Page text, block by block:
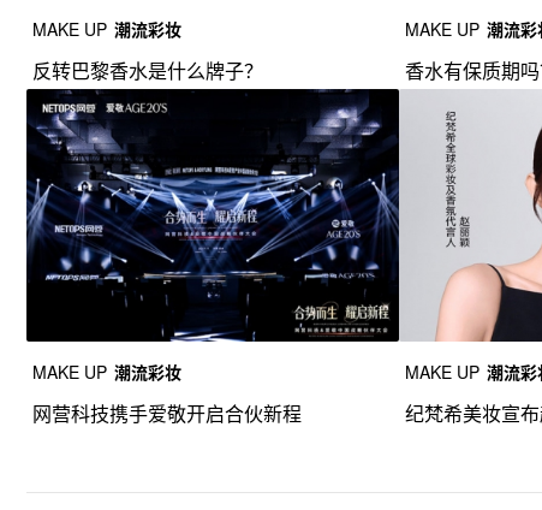
MAKE UP 潮流彩妆
反转巴黎香水是什么牌子？
MAKE UP 潮流彩
香水有保质期吗
MAKE UP 潮流彩妆
网营科技携手爱敬开启合伙新程
MAKE UP 潮流彩
纪梵希美妆宣